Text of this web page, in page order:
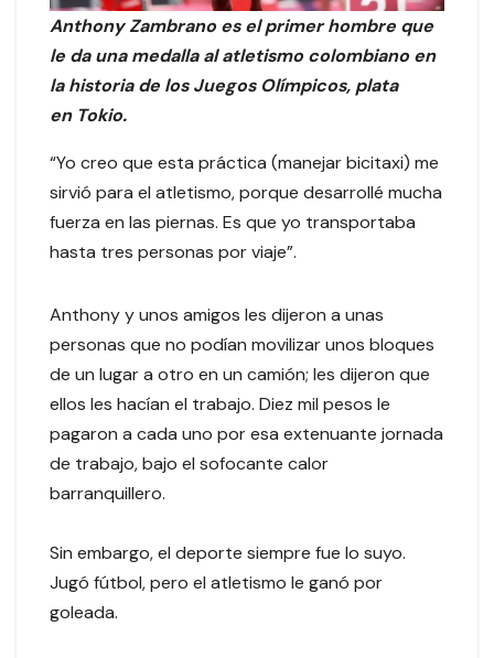
Anthony Zambrano es el primer hombre que
le da una medalla al atletismo colombiano en
la historia de los Juegos Olímpicos, plata
en Tokio.
“Yo creo que esta práctica (manejar bicitaxi) me
sirvió para el atletismo, porque desarrollé mucha
fuerza en las piernas. Es que yo transportaba
hasta tres personas por viaje”.
Anthony y unos amigos les dijeron a unas
personas que no podían movilizar unos bloques
de un lugar a otro en un camión; les dijeron que
ellos les hacían el trabajo. Diez mil pesos le
pagaron a cada uno por esa extenuante jornada
de trabajo, bajo el sofocante calor
barranquillero.
Sin embargo, el deporte siempre fue lo suyo.
Jugó fútbol, pero el atletismo le ganó por
goleada.